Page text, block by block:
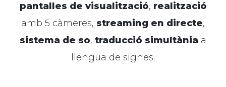
pantalles de visualització, realització
amb 5 càmeres, streaming en directe,
sistema de so, traducció simultània a
llengua de signes.